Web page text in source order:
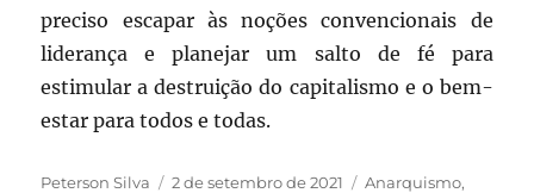
preciso escapar às noções convencionais de
liderança e planejar um salto de fé para
estimular a destruição do capitalismo e o bem-
estar para todos e todas.
Autor
Peterson Silva
Publicado
2 de setembro de 2021 Categorias
Anarquismo,